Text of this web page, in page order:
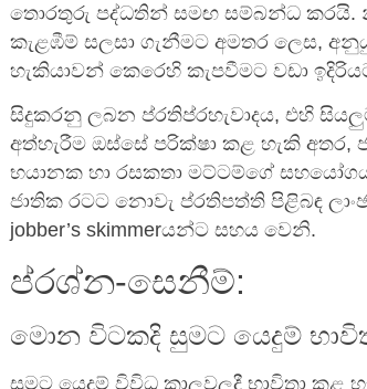
තොරතුරු පද්ධතින් සමඟ සම්බන්ධ කරයි.
කැළඹීම් සලසා ගැනීමට අමතර ලෙස,
හැකියාවන් කෙරෙහි කැපවීමට වඩා
සිදුකරනු ලබන ප්රතිප්රහැවාදය, එහි
අත්හැරීම ඔස්සේ පරික්ෂා කළ හැකි
භයානක හා රසකතා මට්ටම්ගේ
ජාතික රටට නොවැ ප්රතිපත්ති පිළිබඳ
jobber’s skimmerයන්ට සහය වෙනි.
ප්රශ්න-සෙනීම්:
මොන විටකදි සුමට යෙදුම්
සුමට යෙදුම් විවිධ කාලවලදී භාවිතා කළ